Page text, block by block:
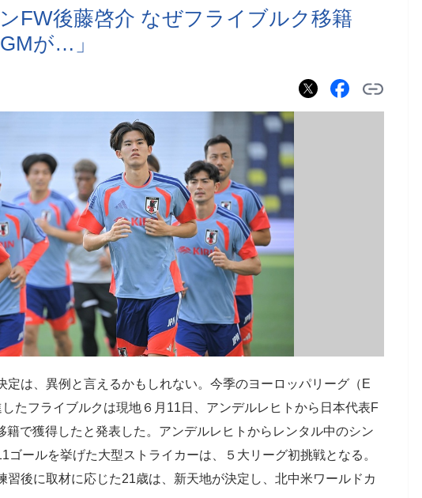
FW後藤啓介 なぜフライブルク移籍
が…」
定は、異例と言えるかもしれない。今季のヨーロッパリーグ（E
たフライブルクは現地６月11日、アンデルレヒトから日本代表F
籍で獲得したと発表した。アンデルレヒトからレンタル中のシン
ゴールを挙げた大型ストライカーは、５大リーグ初挑戦となる。
習後に取材に応じた21歳は、新天地が決定し、北中米ワールドカ